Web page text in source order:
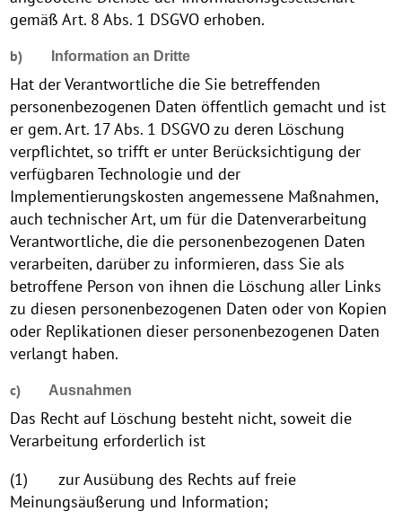
gemäß Art. 8 Abs. 1 DSGVO erhoben.
b) Information an Dritte
Hat der Verantwortliche die Sie betreffenden
personenbezogenen Daten öffentlich gemacht und ist
er gem. Art. 17 Abs. 1 DSGVO zu deren Löschung
verpflichtet, so trifft er unter Berücksichtigung der
verfügbaren Technologie und der
Implementierungskosten angemessene Maßnahmen,
auch technischer Art, um für die Datenverarbeitung
Verantwortliche, die die personenbezogenen Daten
verarbeiten, darüber zu informieren, dass Sie als
betroffene Person von ihnen die Löschung aller Links
zu diesen personenbezogenen Daten oder von Kopien
oder Replikationen dieser personenbezogenen Daten
verlangt haben.
c) Ausnahmen
Das Recht auf Löschung besteht nicht, soweit die
Verarbeitung erforderlich ist
(1) zur Ausübung des Rechts auf freie
Meinungsäußerung und Information;